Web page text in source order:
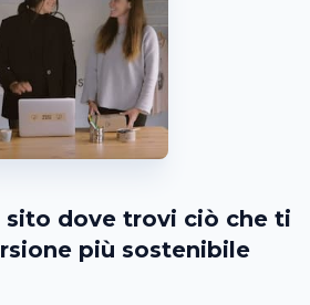
sito dove trovi ciò che ti
più sostenibile